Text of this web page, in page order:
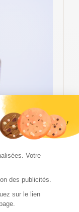
Votre
des publicités.
sur le lien
13,90€